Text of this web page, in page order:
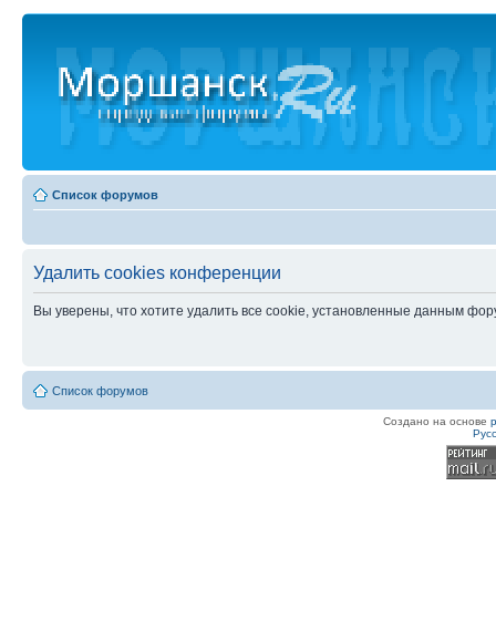
Список форумов
Удалить cookies конференции
Вы уверены, что хотите удалить все cookie, установленные данным
Список форумов
Создано на основе